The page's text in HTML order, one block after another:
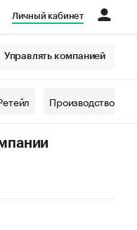
Личный кабинет
Управлять компанией
Производство